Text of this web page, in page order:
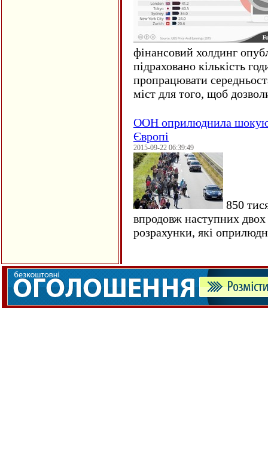
фінансовий холдинг
підраховано кількість
пропрацювати
міст для того, щоб
ООН оприлюднила
Європі
2015-09-22 06:39:49
850
впродовж наступних
розрахунки, які